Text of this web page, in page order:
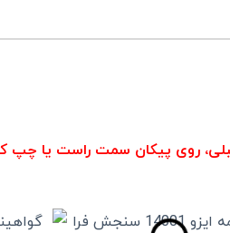
روی پیکان سمت راست یا چپ